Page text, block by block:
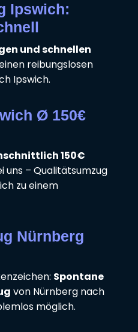
Ipswich:
und schnellen
reibungslosen
Ipswich.
Ø 150€
150€
uns – Qualitätsumzug
zu einem
Nürnberg
Spontane
von Nürnberg nach
möglich.